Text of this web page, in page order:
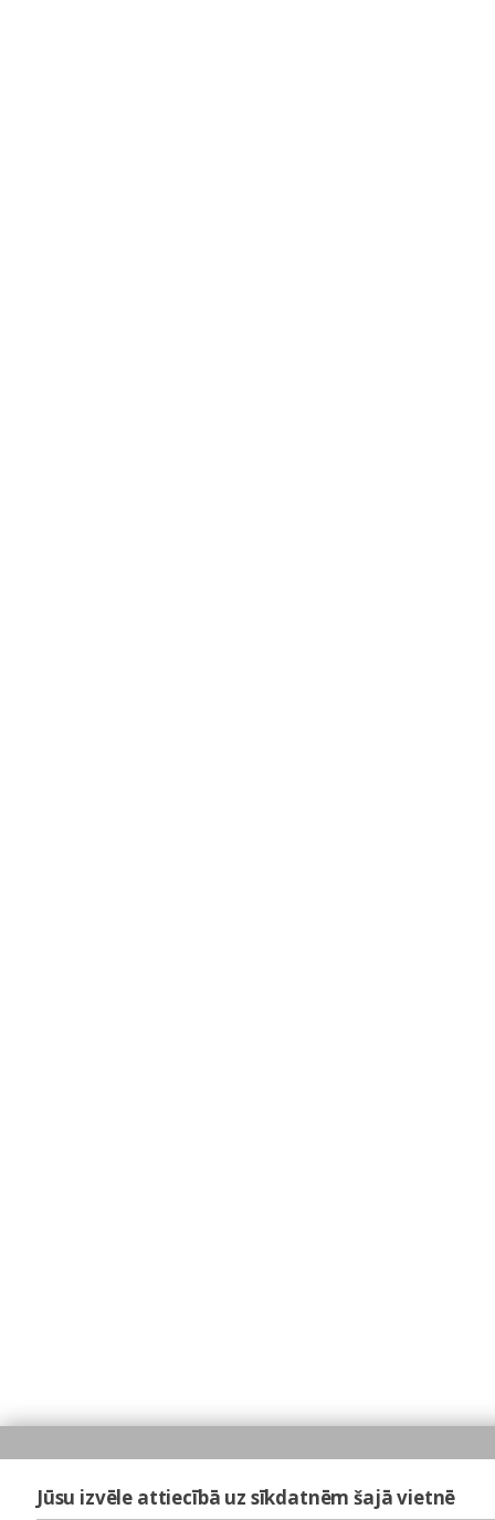
Jūsu izvēle attiecībā uz sīkdatnēm šajā vietnē